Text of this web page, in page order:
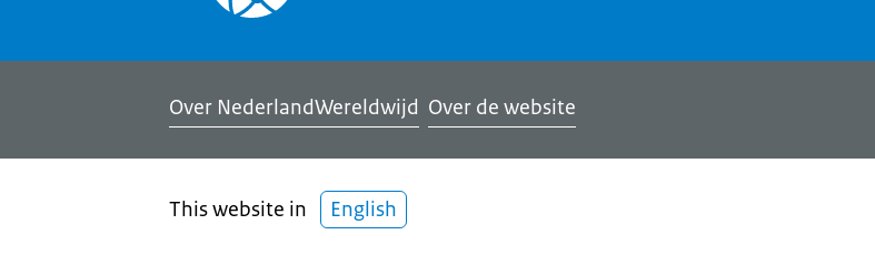
Over NederlandWereldwijd Over de website
This website in English